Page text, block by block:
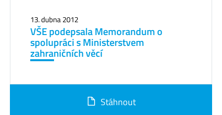
13. dubna 2012
VŠE podepsala Memorandum o
spolupráci s Ministerstvem
zahraničních věcí
Stáhnout